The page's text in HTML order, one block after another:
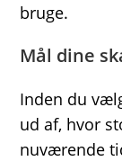
bruge.
Mål dine
Inden du
ud af, hvor
nuværende